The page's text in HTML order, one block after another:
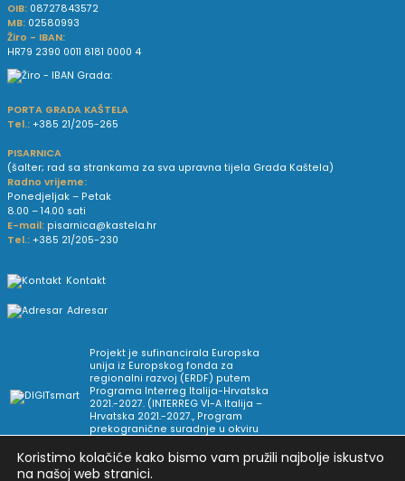
OIB: 08727843572
MB: 02580993
Žiro - IBAN:
HR79 2390 0011 8181 0000 4
PORTA GRADA KAŠTELA
Tel.: +385 21/205-265
PISARNICA
(šalter; rad sa strankama za sva upravna tijela Grada Kaštela)
Radno vrijeme:
Ponedjeljak – Petak
8.00 – 14.00 sati
E-mail: pisarnica@kastela.hr
Tel.: +385 21/205-230
Kontakt
Adresar
Projekt je sufinancirala Europska
unija iz Europskog fonda za
regionalni razvoj (ERDF) putem
Programa Interreg Italija-Hrvatska
2021.-2027. (INTERREG VI-A Italija –
Hrvatska 2021.-2027., Program
prekogranične suradnje u okviru
Koristimo kolačiće kako bismo vam pružili najbolje iskustvo
na našoj web stranici.